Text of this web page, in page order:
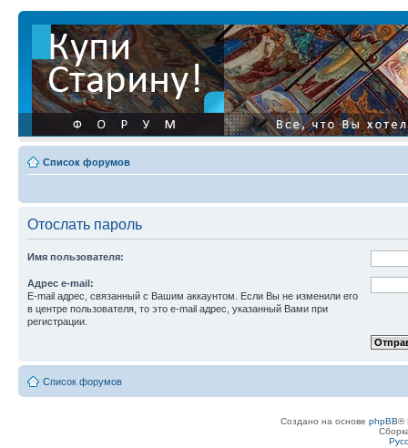
Список форумов
Отослать пароль
Имя пользователя:
Адрес e-mail:
E-mail адрес, связанный с Вашим аккаунтом. Если Вы не изменили его
в центре пользователя, то это e-mail адрес, указанный Вами при
регистрации.
Список форумов
Создано на основе phpBB®